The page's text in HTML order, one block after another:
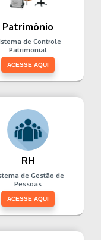
Patrimônio
de Controle
Patrimonial
ACESSE AQUI
RH
de Gestão de
Pessoas
ACESSE AQUI